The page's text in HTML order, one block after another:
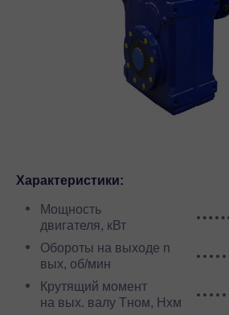
Характеристики:
Мощность
двигателя, кВт
Обороты на выходе n
вых, об/мин
Крутящий момент
на вых. валу Тном, Нхм